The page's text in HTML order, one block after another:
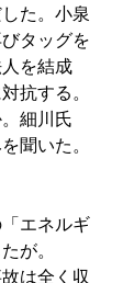
た。小泉
タッグを
を結成
抗する。
細川氏
聞いた。
エネルギ
が。
は全く収